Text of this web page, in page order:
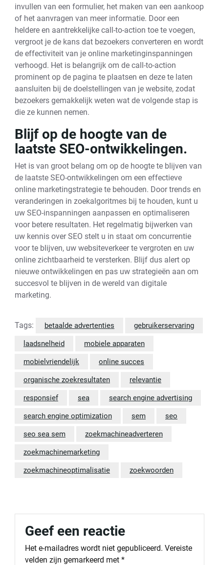
invullen van een formulier, het maken van een aankoop
of het aanvragen van meer informatie. Door een
heldere en aantrekkelijke call-to-action toe te voegen,
vergroot je de kans dat bezoekers converteren en wordt
de effectiviteit van je online marketinginspanningen
verhoogd. Het is belangrijk om de call-to-action
prominent op de pagina te plaatsen en deze te laten
aansluiten bij de doelstellingen van je website, zodat
bezoekers gemakkelijk weten wat de volgende stap is
die ze kunnen nemen.
Blijf op de hoogte van de
laatste SEO-ontwikkelingen.
Het is van groot belang om op de hoogte te blijven van
de laatste SEO-ontwikkelingen om een effectieve
online marketingstrategie te behouden. Door trends en
veranderingen in zoekalgoritmes bij te houden, kunt u
uw SEO-inspanningen aanpassen en optimaliseren
voor betere resultaten. Het regelmatig bijwerken van
uw kennis over SEO stelt u in staat om concurrentie
voor te blijven, uw websiteverkeer te vergroten en uw
online zichtbaarheid te versterken. Blijf dus alert op
nieuwe ontwikkelingen en pas uw strategieën aan om
succesvol te blijven in de wereld van digitale
marketing.
Tags: betaalde advertenties gebruikerservaring
laadsnelheid mobiele apparaten
mobielvriendelijk online succes
organische zoekresultaten relevantie
responsief sea search engine advertising
search engine optimization sem seo
seo sea sem zoekmachineadverteren
zoekmachinemarketing
zoekmachineoptimalisatie zoekwoorden
Geef een reactie
Het e-mailadres wordt niet gepubliceerd. Vereiste
velden zijn gemarkeerd met *